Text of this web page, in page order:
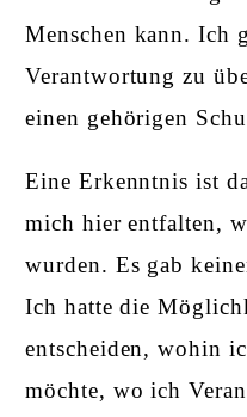
Menschen kann. Ich
Verantwortung zu
einen gehörigen
Eine Erkenntnis ist
mich hier entfalten,
wurden. Es gab
Ich hatte die
entscheiden, wohin
möchte, wo ich